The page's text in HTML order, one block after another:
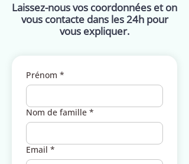
Laissez-nous vos coordonnées et on
vous contacte dans les 24h pour
vous expliquer.
Prénom *
Nom de famille *
Email *